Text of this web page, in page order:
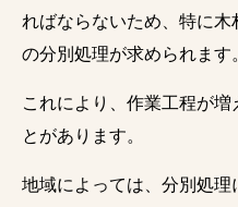
ればならないため、特に
の分別処理が求められます
これにより、作業工程が
とがあります。
地域によっては、分別処